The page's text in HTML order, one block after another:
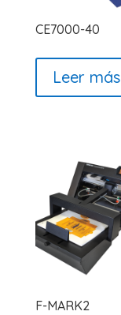
CE7000-40
Leer más
F-MARK2